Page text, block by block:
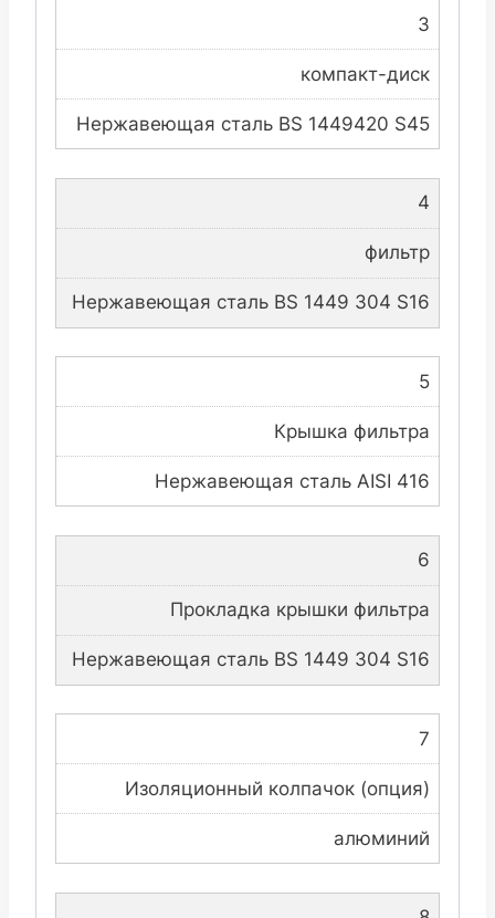
3
компакт-диск
Нержавеющая сталь BS 1449420 S45
4
фильтр
Нержавеющая сталь BS 1449 304 S16
5
Крышка фильтра
Нержавеющая сталь AISI 416
6
Прокладка крышки фильтра
Нержавеющая сталь BS 1449 304 S16
7
Изоляционный колпачок (опция)
алюминий